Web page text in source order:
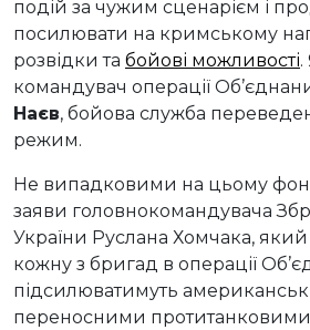
подій за чужим сценарієм і
посилювати на кримському
розвідки та бойові можливості.
командувач операції
Наєв, бойова служба
режим.
Не випадковими на цьому
заяви головнокомандувача
України Руслана Хомчака,
кожну з бригад в операції
підсилюватимуть
переносними